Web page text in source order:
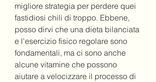
migliore strategia per perdere quei
fastidiosi chili di troppo. Ebbene,
posso dirvi che una dieta bilanciata
e l'esercizio fisico regolare sono
fondamentali, ma ci sono anche
alcune vitamine che possono
aiutare a velocizzare il processo di